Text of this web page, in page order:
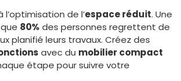
l’optimisation de l’espace réduit. Une
80% des personnes regrettent de
planifié leurs travaux. Créez des
avec du mobilier compact
étape pour suivre votre